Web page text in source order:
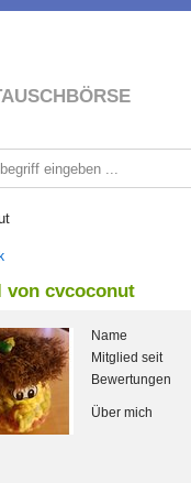
von cvcoconut
Name
Mitglied seit
Bewertungen
Über mich